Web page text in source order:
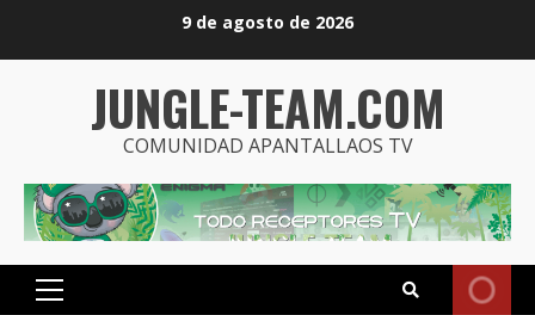
9 de agosto de 2026
JUNGLE-TEAM.COM
COMUNIDAD APANTALLAOS TV
Menú